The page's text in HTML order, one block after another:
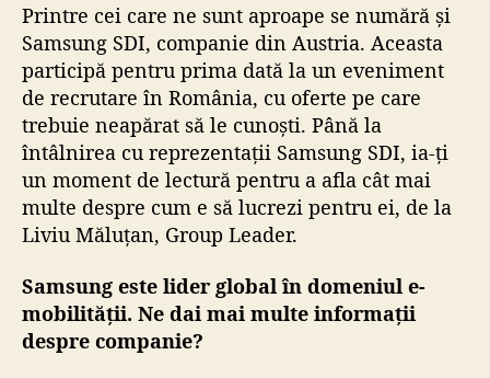
Printre cei care ne sunt aproape se numără și
Samsung SDI, companie din Austria. Aceasta
participă pentru prima dată la un eveniment
de recrutare în România, cu oferte pe care
trebuie neapărat să le cunoști. Până la
întâlnirea cu reprezentații Samsung SDI, ia-ți
un moment de lectură pentru a afla cât mai
multe despre cum e să lucrezi pentru ei, de la
Liviu Măluțan, Group Leader.
Samsung este lider global în domeniul e-
mobilității. Ne dai mai multe informații
despre companie?